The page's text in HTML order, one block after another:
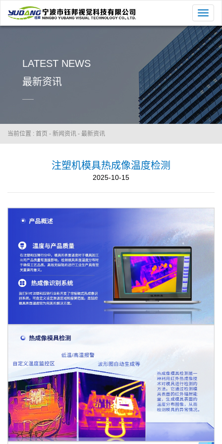
切
换
导
航
LATEST NEWS
最新资讯
当前位置 : 首页 - 新闻资讯 - 最新资讯
注塑机模具热成像温度检测
2025-10-15